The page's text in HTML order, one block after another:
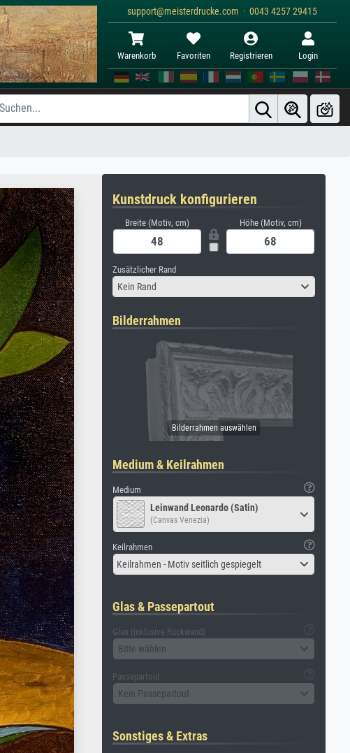
support@meisterdrucke.com · 0043 4257 29415
Warenkorb Favoriten Registrieren Login
Kunstdruck konfigurieren
Breite (Motiv, cm) Höhe (Motiv, cm)
Zusätzlicher Rand
Kein Rand
Bilderrahmen
Medium & Keilrahmen
Medium
Leinwand Leonardo (Satin)
(Canvas Venezia)
Keilrahmen
Keilrahmen - Motiv seitlich gespiegelt
Glas & Passepartout
Glas (inklusive Rückwand)
Bitte wählen
Passepartout
Kein Passepartout
Sonstiges & Extras